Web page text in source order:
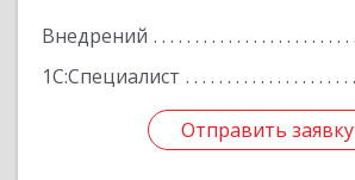
Внедрений
1С:Специалист
Отправить заявку
Отправить заявку